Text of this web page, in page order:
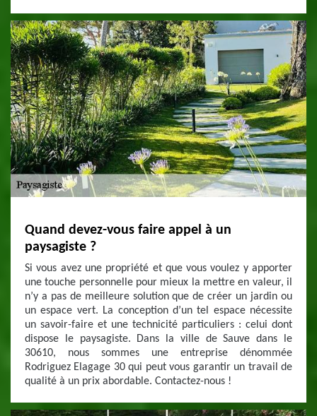
Quand devez-vous faire appel à un
paysagiste ?
Si vous avez une propriété et que vous voulez y apporter
une touche personnelle pour mieux la mettre en valeur, il
n’y a pas de meilleure solution que de créer un jardin ou
un espace vert. La conception d’un tel espace nécessite
un savoir-faire et une technicité particuliers : celui dont
dispose le paysagiste. Dans la ville de Sauve dans le
30610, nous sommes une entreprise dénommée
Rodriguez Elagage 30 qui peut vous garantir un travail de
qualité à un prix abordable. Contactez-nous !